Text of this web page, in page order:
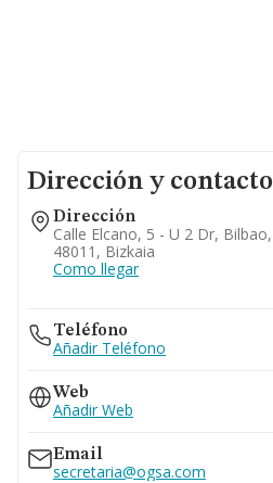
Dirección y contacto
Dirección
Calle Elcano, 5 - U 2 Dr, Bilbao,
48011, Bizkaia
Como llegar
Teléfono
Añadir Teléfono
Web
Añadir Web
Email
secretaria@ogsa.com